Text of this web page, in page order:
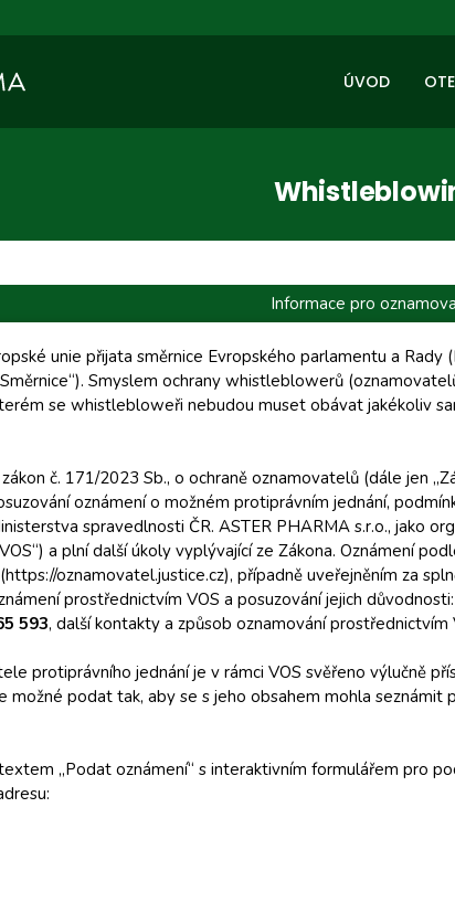
ÚVOD
Informace pro
unie přijata směrnice Evropského parlamentu a
Smyslem ochrany whistleblowerů
se whistlebloweři nebudou muset obávat jakékoliv
č. 171/2023 Sb., o ochraně oznamovatelů (dále jen
oznámení o možném protiprávním jednání,
spravedlnosti ČR. ASTER PHARMA s.r.o., jako
a plní další úkoly vyplývající ze Zákona. Oznámení
oznamovatel.justice.cz), případně uveřejněním za
prostřednictvím VOS a posuzování jejich
593, další kontakty a způsob oznamování prostřednictvím
protiprávního jednání je v rámci VOS svěřeno výlučně
možné podat tak, aby se s jeho obsahem mohla seznámit
„Podat oznámení“ s interaktivním formulářem pro